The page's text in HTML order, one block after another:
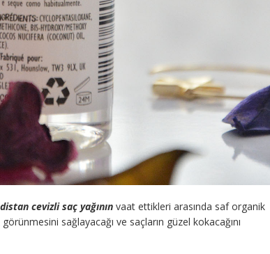
cevizli saç yağının vaat ettikleri arasında saf organik
sağlayacağı ve saçların güzel kokacağını